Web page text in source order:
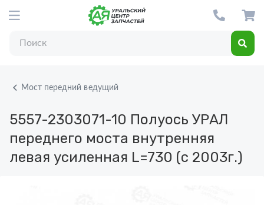
Мост передний ведущий
5557-2303071-10 Полуось УРАЛ
переднего моста внутренняя
левая усиленная L=730 (с 2003г.)